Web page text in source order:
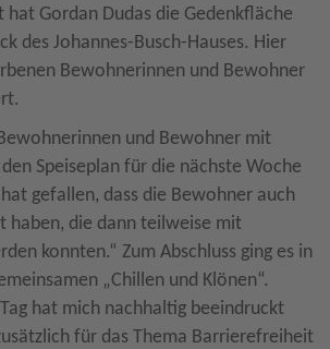
hat Gordan Dudas die Gedenkfläche
des Johannes-Busch-Hauses. Hier
Bewohnerinnen und Bewohner
und Bewohner mit
Speiseplan für die nächste Woche
gefallen, dass die Bewohner auch
haben, die dann teilweise mit
konnten.“ Zum Abschluss ging es in
„Chillen und Klönen“.
hat mich nachhaltig beeindruckt
für das Thema Barrierefreiheit